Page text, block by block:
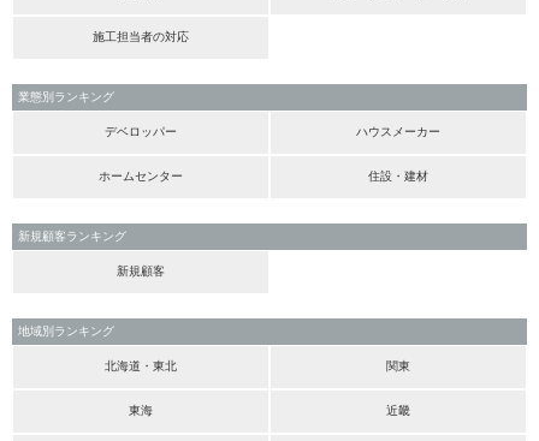
施工担当者の対応
業態別ランキング
デベロッパー ハウスメーカー
ホームセンター 住設・建材
新規顧客ランキング
新規顧客
地域別ランキング
北海道・東北 関東
東海 近畿